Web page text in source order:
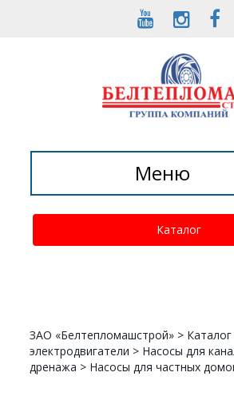
Toggle
navigation
Меню
Каталог
ЗАО «Белтепломашстрой» > Каталог
электродвигатели > Насосы для
дренажа > Насосы для частных